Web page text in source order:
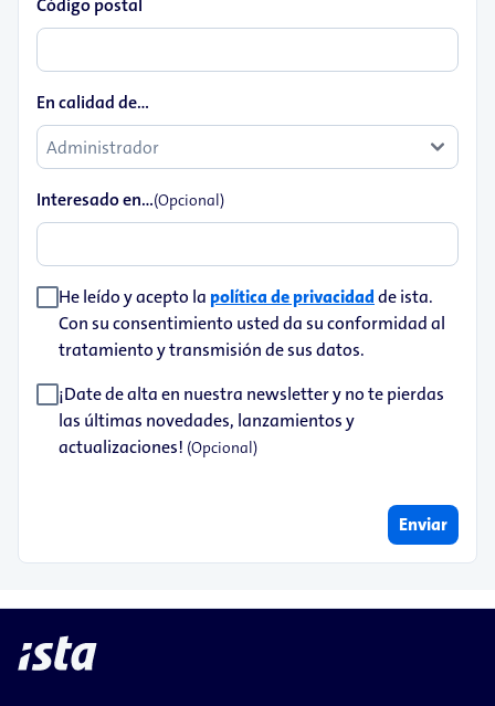
Código postal
En calidad de...
Interesado en...(Opcional)
He leído y acepto la política de privacidadde ista.
Con su consentimiento usted da su conformidad al
tratamiento y transmisión de sus datos.
¡Date de alta en nuestra newsletter y no te pierdas
las últimas novedades, lanzamientos y
actualizaciones! (Opcional)
Enviar